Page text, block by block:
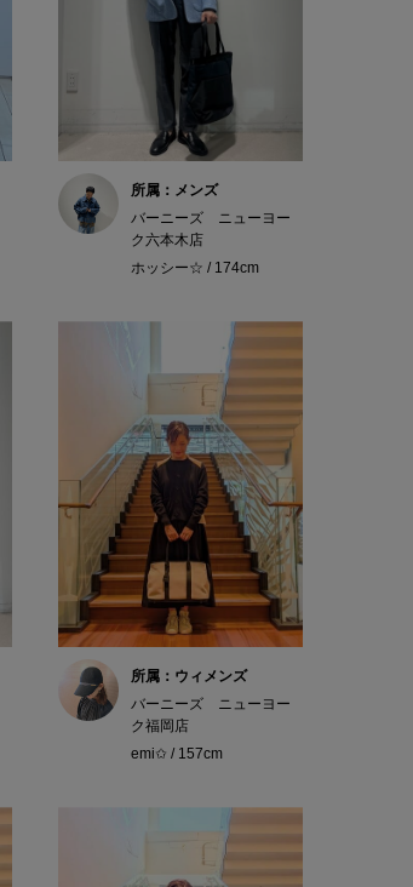
所属：メンズ
バーニーズ ニューヨー
ク六本木店
ホッシー☆ / 174cm
所属：ウィメンズ
バーニーズ ニューヨー
ク福岡店
emi✩ / 157cm